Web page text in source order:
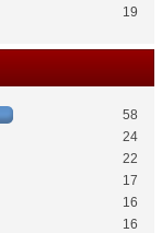
19
58
24
22
17
16
16